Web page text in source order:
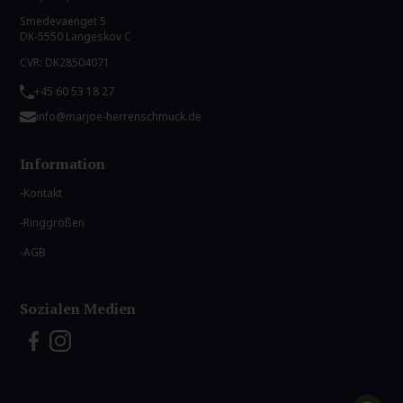
Smedevaenget 5
DK-5550 Langeskov C
CVR: DK28504071
+45 60 53 18 27
info@marjoe-herrenschmuck.de
Information
Kontakt
Ringgrößen
AGB
Sozialen Medien